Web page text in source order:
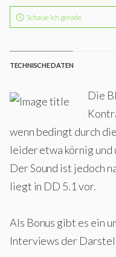
Schaue ich gerade
TECHNISCHE DATEN
Die
wenn bedingt durch
leider etwa körnig und
Der Sound ist jedoch
liegt in DD 5.1 vor.
Als Bonus gibt es ein
Interviews der